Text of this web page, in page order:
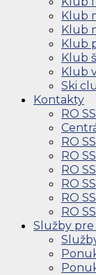
Klub
Klub
Klub
Klub
Klub
Ski
Kontakty
RO
RO
RO
RO
RO
RO
RO
Služby